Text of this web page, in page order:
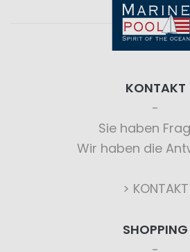
KONTAKT
Sie haben
Wir haben die
> KONTAKT
SHOPPING